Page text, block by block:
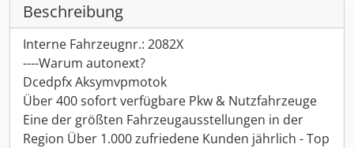
Beschreibung
Interne Fahrzeugnr.: 2082X
----Warum autonext?
Dcedpfx Aksymvpmotok
Über 400 sofort verfügbare Pkw & Nutzfahrzeuge
Eine der größten Fahrzeugausstellungen in der
Region Über 1.000 zufriedene Kunden jährlich - Top